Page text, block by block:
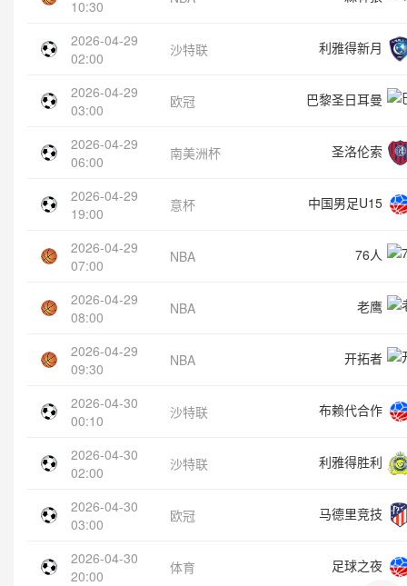
10:30
2026-04-29
02:00
沙特联 利雅得新月
2026-04-29
03:00
欧冠 巴黎圣日耳曼
2026-04-29
06:00
南美洲杯 圣洛伦索
2026-04-29
19:00
意杯 中国男足U15
2026-04-29
07:00
NBA 76人
2026-04-29
08:00
NBA 老鹰
2026-04-29
09:30
NBA 开拓者
2026-04-30
00:10
沙特联 布赖代合作
2026-04-30
02:00
沙特联 利雅得胜利
2026-04-30
03:00
欧冠 马德里竞技
2026-04-30
20:00
体育 足球之夜